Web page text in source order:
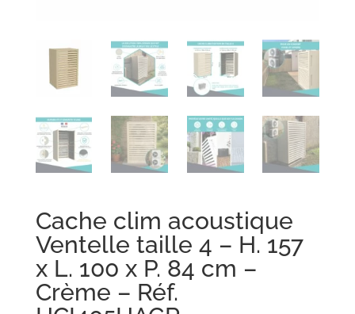
Cache clim acoustique
Ventelle taille 4 – H. 157
x L. 100 x P. 84 cm –
Crème – Réf.